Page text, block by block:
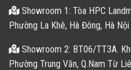
Showroom 1: Tòa HPC
Phường La Khê, Hà Đông, Hà Nội
Showroom 2: BT06/TT3A.
Phường Trung Văn, Q.Nam Từ